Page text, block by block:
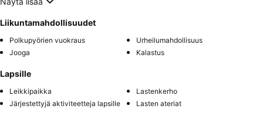
Liikuntamahdollisuudet
Polkupyörien vuokraus
Urheilumahdollisuus
Jooga
Kalastus
Lapsille
Leikkipaikka
Lastenkerho
Järjestettyjä aktiviteetteja lapsille
Lasten ateriat